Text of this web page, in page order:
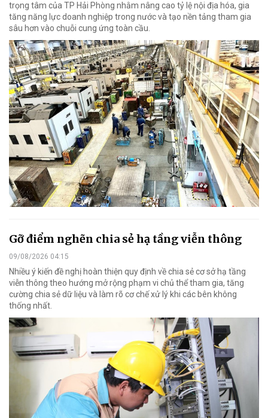
trọng tâm của TP Hải Phòng nhằm nâng cao tỷ lệ nội địa hóa, gia
tăng năng lực doanh nghiệp trong nước và tạo nền tảng tham gia
sâu hơn vào chuỗi cung ứng toàn cầu.
Gỡ điểm nghẽn chia sẻ hạ tầng viễn thông
09/08/2026 04:15
Nhiều ý kiến đề nghị hoàn thiện quy định về chia sẻ cơ sở hạ tầng
viễn thông theo hướng mở rộng phạm vi chủ thể tham gia, tăng
cường chia sẻ dữ liệu và làm rõ cơ chế xử lý khi các bên không
thống nhất.